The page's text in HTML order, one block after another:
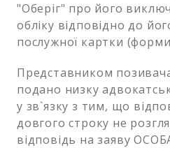
"Оберіг" про його
обліку відповідно до
послужної картки
Представником
подано низку
у зв`язку з тим, що
довгого строку не
відповідь на заяву